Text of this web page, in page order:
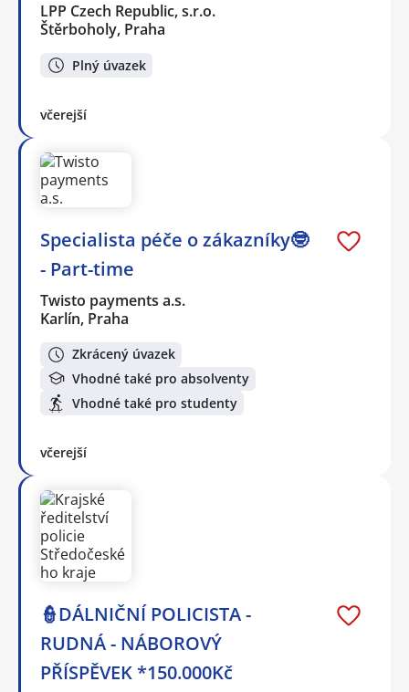
LPP Czech Republic, s.r.o.
Štěrboholy, Praha
Plný úvazek
včerejší
Specialista péče o zákazníky🤓
- Part-time
Twisto payments a.s.
Karlín, Praha
Zkrácený úvazek
Vhodné také pro absolventy
Vhodné také pro studenty
včerejší
👮DÁLNIČNÍ POLICISTA -
RUDNÁ - NÁBOROVÝ
PŘÍSPĚVEK *150.000Kč